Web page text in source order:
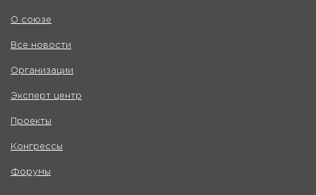
О союзе
Все новости
Организации
Эксперт центр
Проекты
Конгрессы
Форумы